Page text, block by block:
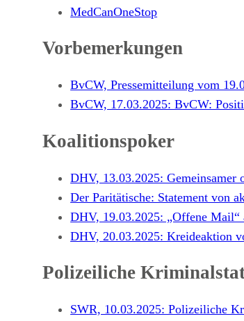
MedCanOneStop
Vorbemerkungen
BvCW, Pressemitteilung vom
BvCW, 17.03.2025: BvCW:
Koalitionspoker
DHV, 13.03.2025:
Der Paritätische: Statement von
DHV, 19.03.2025: „Offene
DHV, 20.03.2025: Kreideaktion
Polizeiliche
SWR, 10.03.2025: Polizeiliche